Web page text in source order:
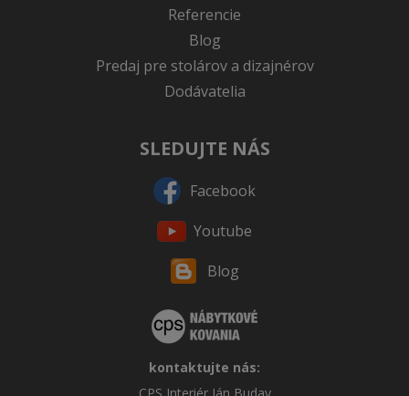
Referencie
Blog
Predaj pre stolárov a dizajnérov
Dodávatelia
SLEDUJTE NÁS
Facebook
Youtube
Blog
kontaktujte nás:
CPS Interiér Ján Buday